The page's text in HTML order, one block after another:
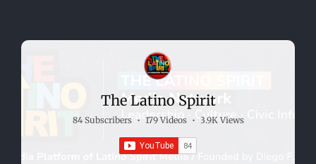
The Latino Spirit
84 Subscribers • 179 Videos • 3.9K Views